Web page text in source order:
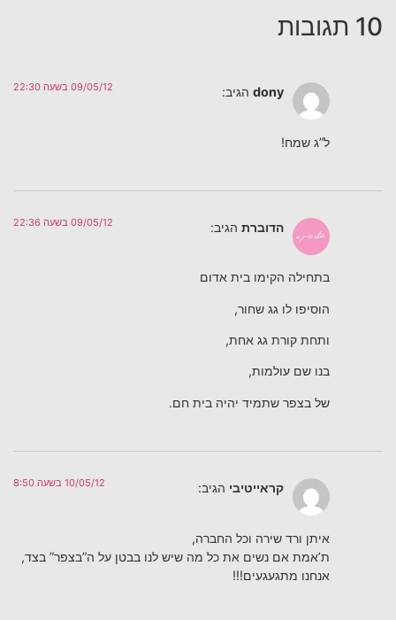
10 תגובות
dony הגיב: 09/05/12 בשעה 22:30
ל”ג שמח!
הדוברת הגיב: 09/05/12 בשעה 22:36
בתחילה הקימו בית אדום
הוסיפו לו גג שחור,
ותחת קורת גג אחת,
בנו שם עולמות,
של בצפר שתמיד יהיה בית חם.
קראייטיבי הגיב: 10/05/12 בשעה 8:50
איתן ורד שירה וכל החברה,
ת’אמת אם נשים את כל מה שיש לנו בבטן על ה”בצפר” בצד,
אנחנו מתגעגעים!!!